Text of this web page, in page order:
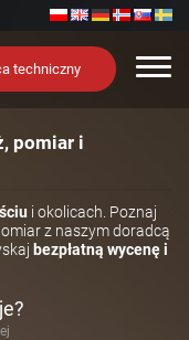
techniczny
pomiar i
i okolicach. Poznaj
z naszym doradcą
bezpłatną wycenę i